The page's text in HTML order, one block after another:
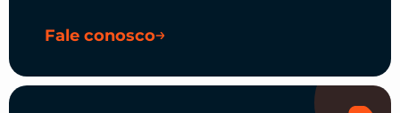
Fale conosco